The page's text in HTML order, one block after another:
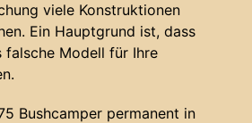
viele Konstruktionen
Ein Hauptgrund ist, dass
falsche Modell für Ihre
Bushcamper permanent in